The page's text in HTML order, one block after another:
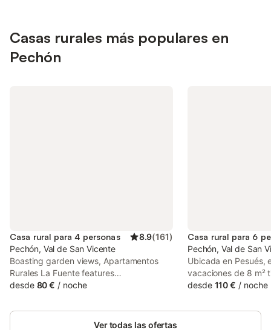
Casas rurales más populares en
Pechón
Casa rural para 4 personas 8.9(161)
Pechón, Val de San Vicente
Boasting garden views, Apartamentos
Rurales La Fuente features
accommodation with patio, around 19 km
offers access to a balcony and free
private parking. The apartment has
desde 80 € / noche
Casa rural para 6
Pechón, Val de San
Ubicada en Pesués,
vacaciones de 8 m²
para 6 personas,
un punto de partida
desde 110 € / noche
Ver todas las ofertas